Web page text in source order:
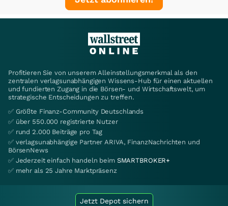
Profitieren Sie von unserem Alleinstellungsmerkmal als den
zentralen verlagsunabhängigen Wissens-Hub für einen aktuellen
und fundierten Zugang in die Börsen- und Wirtschaftswelt, um
strategische Entscheidungen zu treffen.
✅ Größte Finanz-Community Deutschlands
✅ über 550.000 registrierte Nutzer
✅ rund 2.000 Beiträge pro Tag
✅ verlagsunabhängige Partner ARIVA, FinanzNachrichten und
BörsenNews
✅ Jederzeit einfach handeln beim SMARTBROKER+
✅ mehr als 25 Jahre Marktpräsenz
Jetzt Depot sichern